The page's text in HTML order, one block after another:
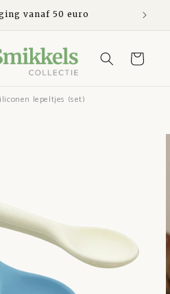
vanaf 50 euro
Winkelwagen
lepeltjes (set)